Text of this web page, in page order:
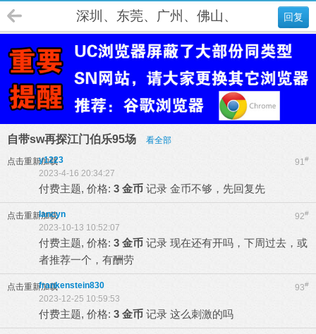
回复
深圳、东莞、广州、佛山、肇庆、江门
自带sw再探江门伯乐95场 看全部
点击重新加载 91#
y1223
2023-4-16 20:34:27
付费主题, 价格: 3 金币 记录 金币不够，先回复先
点击重新加载 92#
lancyn
2023-10-13 10:52:07
付费主题, 价格: 3 金币 记录 现在还有开吗，下周过去，或
者推荐一个，有酬劳
点击重新加载 93#
frankenstein830
2023-12-25 10:59:53
付费主题, 价格: 3 金币 记录 这么刺激的吗